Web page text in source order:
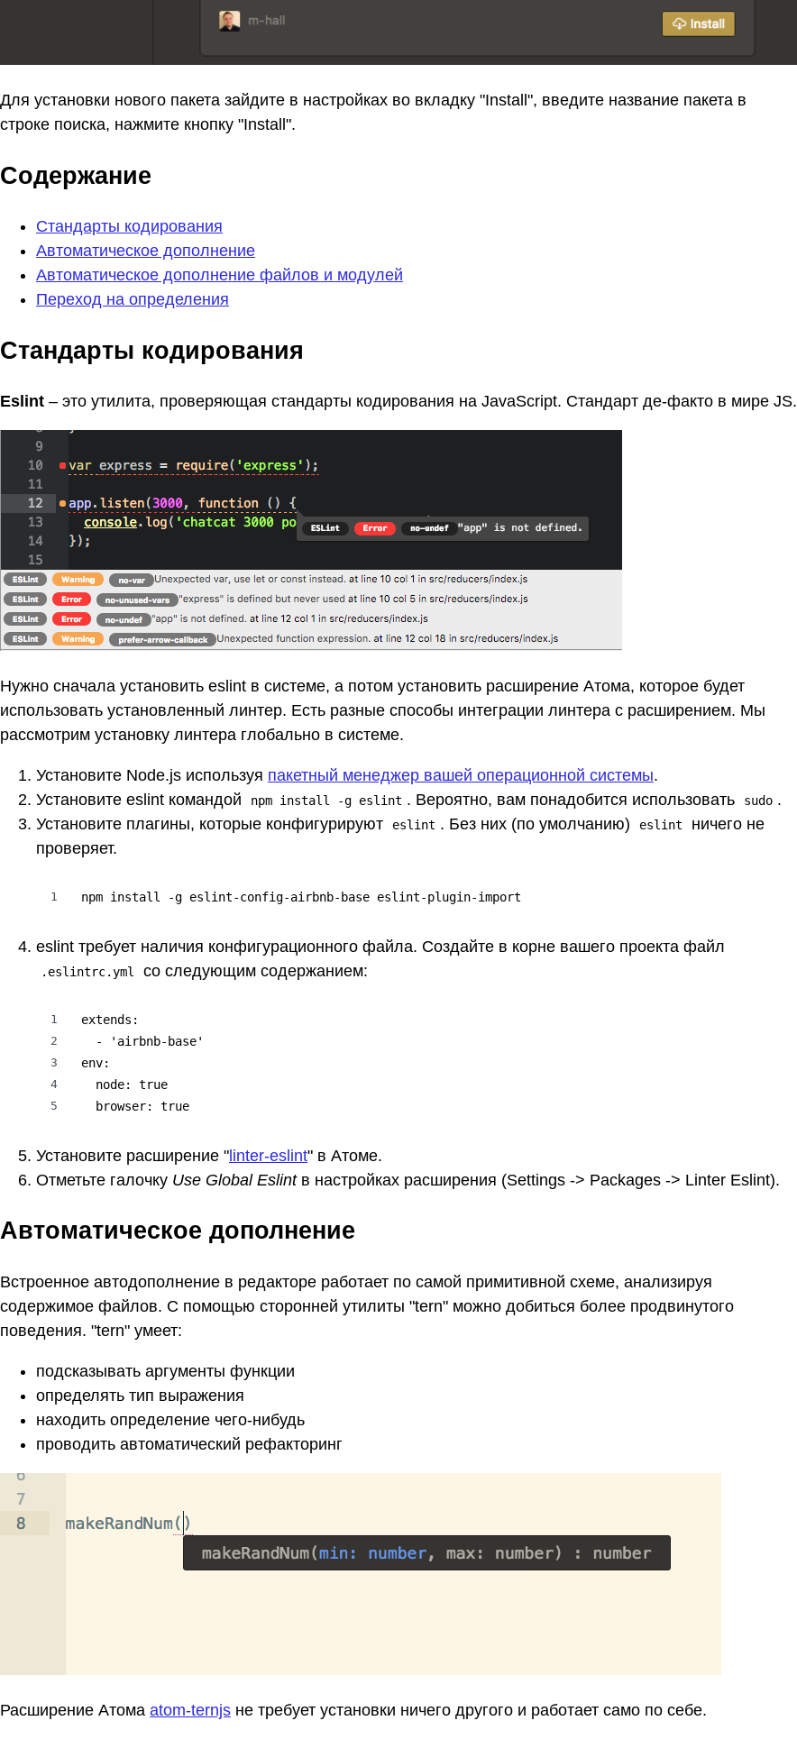
Для установки нового пакета зайдите в настройках во вкладку "Install", введите название пакета в
строке поиска, нажмите кнопку "Install".
Содержание
Стандарты кодирования
Автоматическое дополнение
Автоматическое дополнение файлов и модулей
Переход на определения
Стандарты кодирования
Eslint – это утилита, проверяющая стандарты кодирования на JavaScript. Стандарт де-факто в мире JS.
Нужно сначала установить eslint в системе, а потом установить расширение Атома, которое будет
использовать установленный линтер. Есть разные способы интеграции линтера с расширением. Мы
рассмотрим установку линтера глобально в системе.
Установите Node.js используя пакетный менеджер вашей операционной системы.
Установите eslint командой
npm install -g eslint . Вероятно, вам понадобится использовать sudo .
Установите плагины, которые конфигурируют
eslint . Без них (по умолчанию) eslint
ничего не
проверяет.
1 npm install -g eslint-config-airbnb-base eslint-plugin-import
eslint требует наличия конфигурационного файла. Создайте в корне вашего проекта файл
.eslintrc.yml со следующим содержанием:
1
2
3
4
5
extends:
  - 'airbnb-base'
env:
  node: true
  browser: true
Установите расширение " linter-eslint" в Атоме.
Отметьте галочку Use Global Eslintв настройках расширения (Settings -> Packages -> Linter Eslint).
Автоматическое дополнение
Встроенное автодополнение в редакторе работает по самой примитивной схеме, анализируя
содержимое файлов. С помощью сторонней утилиты "tern" можно добиться более продвинутого
поведения. "tern" умеет:
подсказывать аргументы функции
определять тип выражения
находить определение чего-нибудь
проводить автоматический рефакторинг
Расширение Атома atom-ternjs не требует установки ничего другого и работает само по себе.